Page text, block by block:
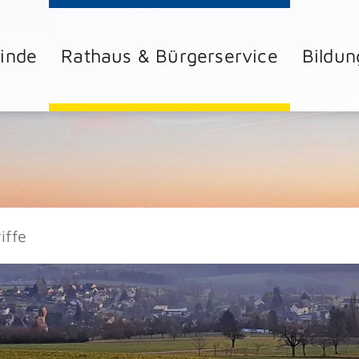
Rathaus & Bürgerservice